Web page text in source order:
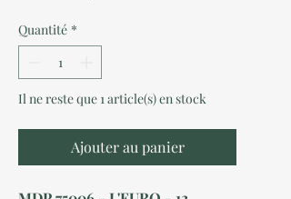
Quantité *
Il ne reste que 1 article(s) en stock
Ajouter au panier